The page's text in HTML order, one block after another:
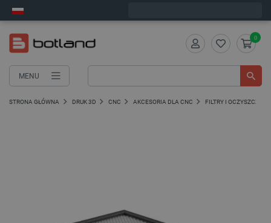
MENU
0
STRONA GŁÓWNA DRUK 3D CNC AKCESORIA DLA CNC FILTRY I